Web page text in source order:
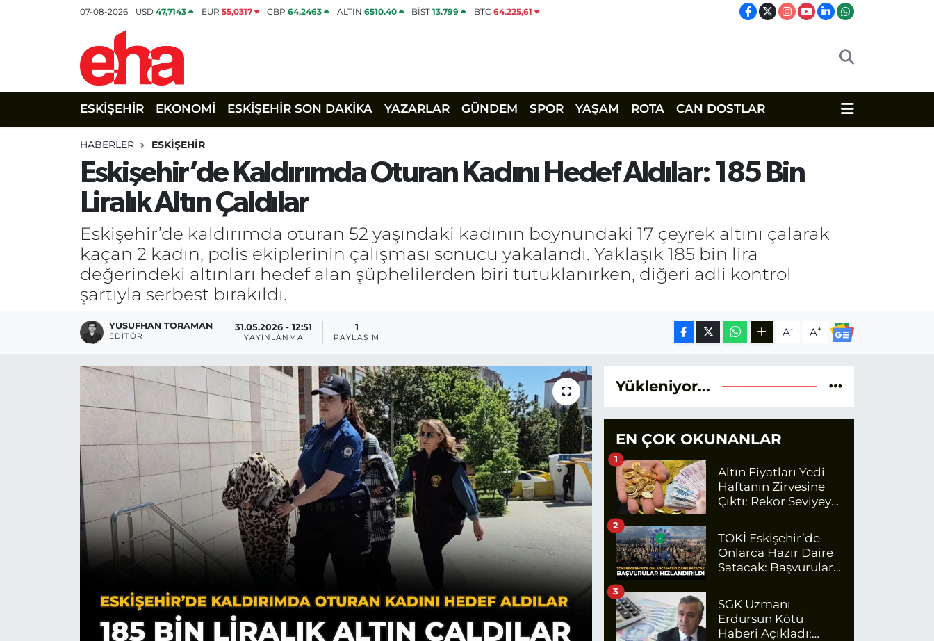
07-08-2026 USD47,7143 EUR 55,0317 GBP64,2463 ALTIN 6510.40 BİST13.799 BTC 64.225,61
ESKİŞEHİR EKONOMİ ESKİŞEHİR SON DAKİKA YAZARLAR GÜNDEM SPOR YAŞAM ROTA CAN DOSTLAR
HABERLER ESKİŞEHİR
Eskişehir’de Kaldırımda Oturan Kadını Hedef Aldılar: 185 Bin
Liralık Altın Çaldılar
Eskişehir’de kaldırımda oturan 52 yaşındaki kadının boynundaki 17 çeyrek altını çalarak
kaçan 2 kadın, polis ekiplerinin çalışması sonucu yakalandı. Yaklaşık 185 bin lira
değerindeki altınları hedef alan şüphelilerden biri tutuklanırken, diğeri adli kontrol
şartıyla serbest bırakıldı.
YUSUFHAN TORAMAN
EDITÖR
31.05.2026 - 12:51
YAYINLANMA
1
PAYLAŞIM A- A+
Yükleniyor...
EN ÇOK OKUNANLAR
Altın Fiyatları Yedi
Haftanın Zirvesine
Çıktı: Rekor Seviyeye
1
TOKİ Eskişehir’de
Onlarca Hazır Daire
Satacak: Başvurular
2
SGK Uzmanı
Erdursun Kötü
Haberi Açıkladı:
3